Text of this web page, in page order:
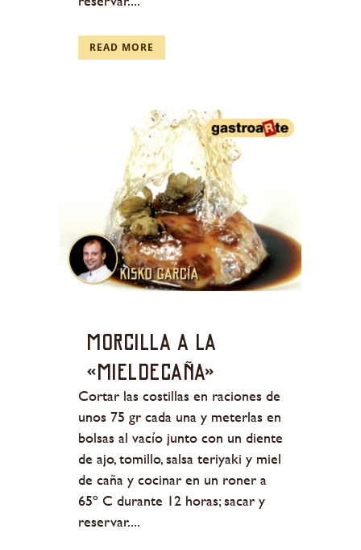
READ MORE
Morcilla a la
«mieldecaña»
Cortar las costillas en raciones de
unos 75 gr cada una y meterlas en
bolsas al vacío junto con un diente
de ajo, tomillo, salsa teriyaki y miel
de caña y cocinar en un roner a
65º C durante 12 horas; sacar y
reservar....